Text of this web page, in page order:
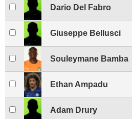
Dario Del Fabro
Giuseppe Bellusci
Souleymane Bamba
Ethan Ampadu
Adam Drury